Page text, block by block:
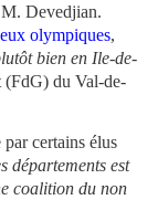
Devedjian.
olympiques,
bien en Ile-de-
(FdG) du Val-de-
certains élus
départements est
coalition du non